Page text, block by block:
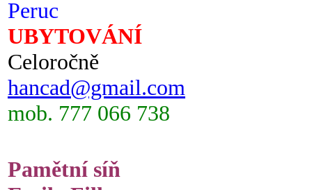
Peruc
UBYTOVÁNÍ
Celoročně
hancad@gmail.com
mob. 777 066 738
Pamětní síň